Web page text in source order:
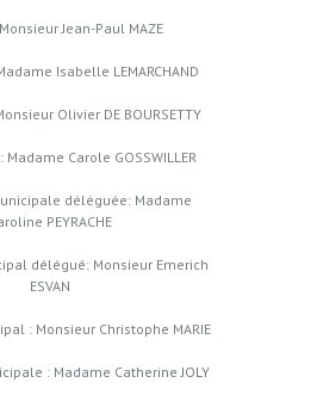
Jean-Paul MAZE
Isabelle LEMARCHAND
Olivier DE BOURSETTY
Carole GOSSWILLER
déléguée: Madame
PEYRACHE
délégué: Monsieur Emerich
ESVAN
: Monsieur Christophe MARIE
: Madame Catherine JOLY